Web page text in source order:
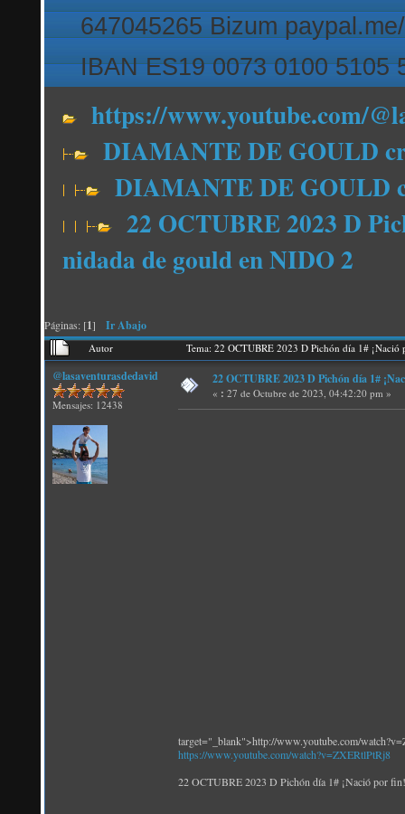
647045265 Bizum
IBAN ES19 0073 0100 5105
https://www.youtube.com/
DIAMANTE DE GOULD
DIAMANTE DE GOULD
22 OCTUBRE 2023 D
nidada de gould en NIDO 2
Páginas: [1] Ir Abajo
Autor Tema: 22 OCTUBRE 2023 D Pichón día 1#
@lasaventurasdedavid
Mensajes: 12438
22 OCTUBRE 2023 D Pichón día 1#
« : 27 de Octubre de 2023, 04:42:20 pm »
target="_blank">http://www.youtube.com/
https://www.youtube.com/watch?v=ZXERtlPtRj8
22 OCTUBRE 2023 D Pichón día 1# ¡Nació por